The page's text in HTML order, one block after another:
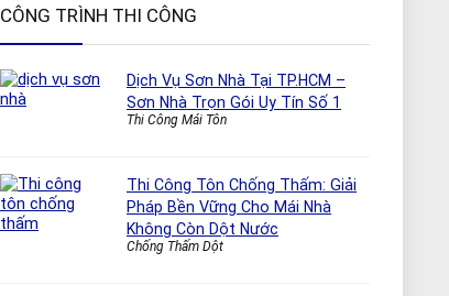
CÔNG TRÌNH THI CÔNG
Dịch Vụ Sơn Nhà Tại TP.HCM –
Sơn Nhà Trọn Gói Uy Tín Số 1
Thi Công Mái Tôn
Thi Công Tôn Chống Thấm: Giải
Pháp Bền Vững Cho Mái Nhà
Không Còn Dột Nước
Chống Thấm Dột